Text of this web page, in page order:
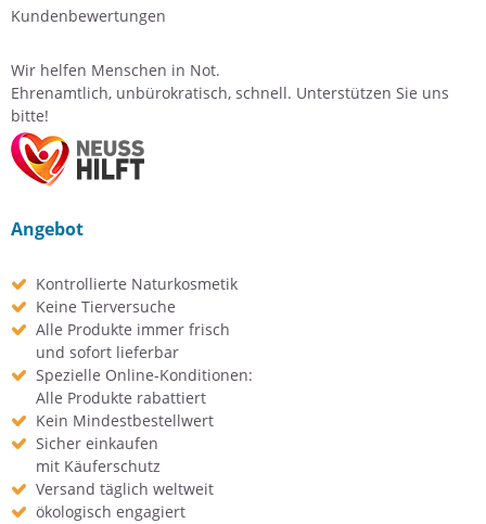
Kundenbewertungen
Wir helfen Menschen in Not.
Ehrenamtlich, unbürokratisch, schnell. Unterstützen Sie uns
bitte!
Angebot
Kontrollierte Naturkosmetik
Keine Tierversuche
Alle Produkte immer frisch
und sofort lieferbar
Spezielle Online-Konditionen:
Alle Produkte rabattiert
Kein Mindestbestellwert
Sicher einkaufen
mit Käuferschutz
Versand täglich weltweit
ökologisch engagiert